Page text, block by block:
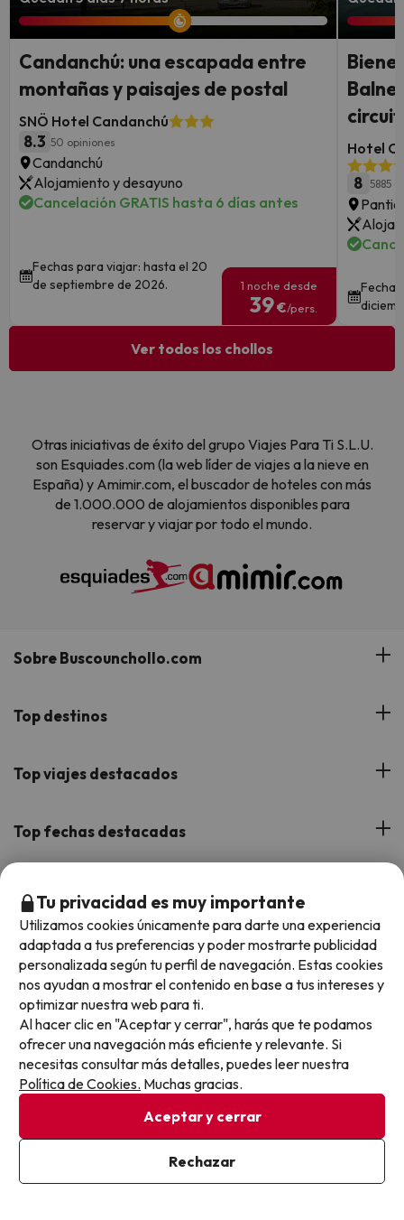
Candanchú: una escapada entre
montañas y paisajes de postal
SNÖ Hotel Candanchú
8.3 50 opiniones
Candanchú
Alojamiento y desayuno
Cancelación GRATIS hasta 6 días antes
Fechas para viajar: hasta el 20
de septiembre de 2026.
1 noche desde
39€/pers.
Hotel
8 5885
Ver todos los chollos
Otras iniciativas de éxito del grupo Viajes Para Ti S.L.U.
son Esquiades.com (la web líder de viajes a la nieve en
España) y Amimir.com, el buscador de hoteles con más
de 1.000.000 de alojamientos disponibles para
reservar y viajar por todo el mundo.
Sobre Buscounchollo.com
¿Quiénes somos?
Buscounchollo en los medios
Web Corporativa
Proveedores
Opiniones de nuestros clientes
Viajes para grupos
Top destinos
Hoteles Andalucía
Hoteles Cataluña
Hoteles Valencia
Hoteles Galicia
Hoteles en Islas
Hoteles Salou
Top viajes destacados
Viajes con Niños
Viajes de Ciudad
Viajes de Novios
Viajes con mascotas
Chollos con Todo Incluido
Chollos en la playa
Chollos con Vuelo Incluido
Hoteles con toboganes
Selección de la Newsletter
Los favoritos de nuestros clientes
Top fechas destacadas
Puente de Agosto
Vacaciones en Agosto
Vacaciones en Septiembre
Vacaciones en Octubre
Vacaciones en Noviembre
Contáctanos
Preguntas frecuentes
Descarga GRATIS nuestra app
Más de 3 MILLONES de descargas y una valoración de 4,7/5.
Métodos de pago disponibles
Tu privacidad es muy importante
Utilizamos cookies únicamente para darte una experiencia
adaptada a tus preferencias y poder mostrarte publicidad
personalizada según tu perfil de navegación. Estas cookies
nos ayudan a mostrar el contenido en base a tus intereses y
optimizar nuestra web para ti.
Al hacer clic en "Aceptar y cerrar", harás que te podamos
ofrecer una navegación más eficiente y relevante. Si
necesitas consultar más detalles, puedes leer nuestra
Política de Cookies. Muchas gracias.
Aceptar y cerrar
Rechazar